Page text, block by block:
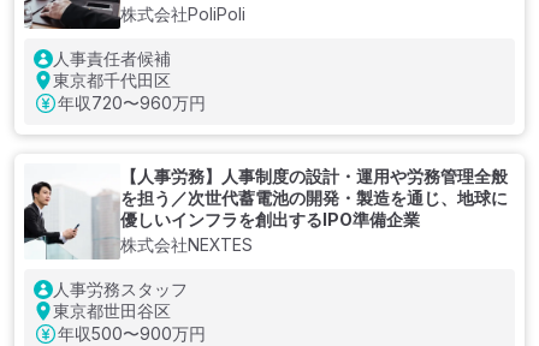
株式会社PoliPoli
人事責任者候補
東京都千代田区
年収720〜960万円
【人事労務】人事制度の設計・運用や労務管理全般
を担う／次世代蓄電池の開発・製造を通じ、地球に
優しいインフラを創出するIPO準備企業
株式会社NEXTES
人事労務スタッフ
東京都世田谷区
年収500〜900万円